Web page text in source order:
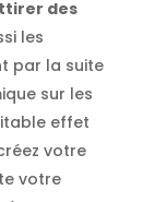
des
les
par la suite
sur les
effet
votre
votre